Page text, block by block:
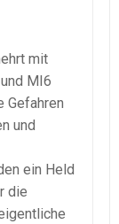
mit
MI6
Gefahren
und
ein Held
die